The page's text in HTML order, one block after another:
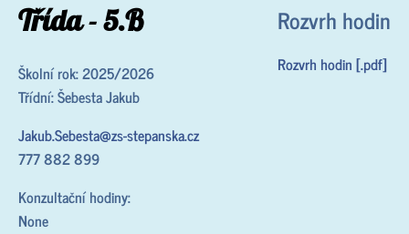
Rozvrh hodin
Rozvrh hodin [.pdf]
Třída - 5.B
Školní rok: 2025/2026
Třídní: Šebesta Jakub
Jakub.Sebesta@zs-stepanska.cz
777 882 899
Konzultační hodiny:
None